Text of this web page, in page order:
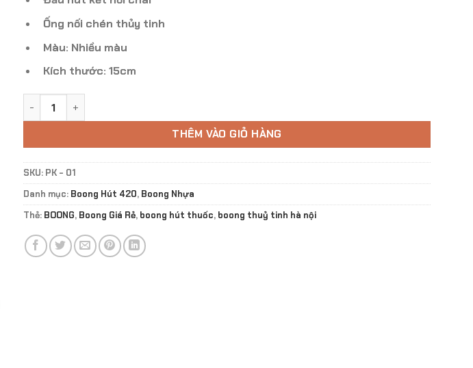
Ống nối chén thủy tinh
Màu: Nhiều màu
Kích thước: 15cm
THÊM VÀO GIỎ HÀNG
SKU: PK - 01
Danh mục: Boong Hút 420, Boong Nhựa
Thẻ: BOONG, Boong Giá Rẻ, boong hút thuốc, boong thuỷ tinh hà nội